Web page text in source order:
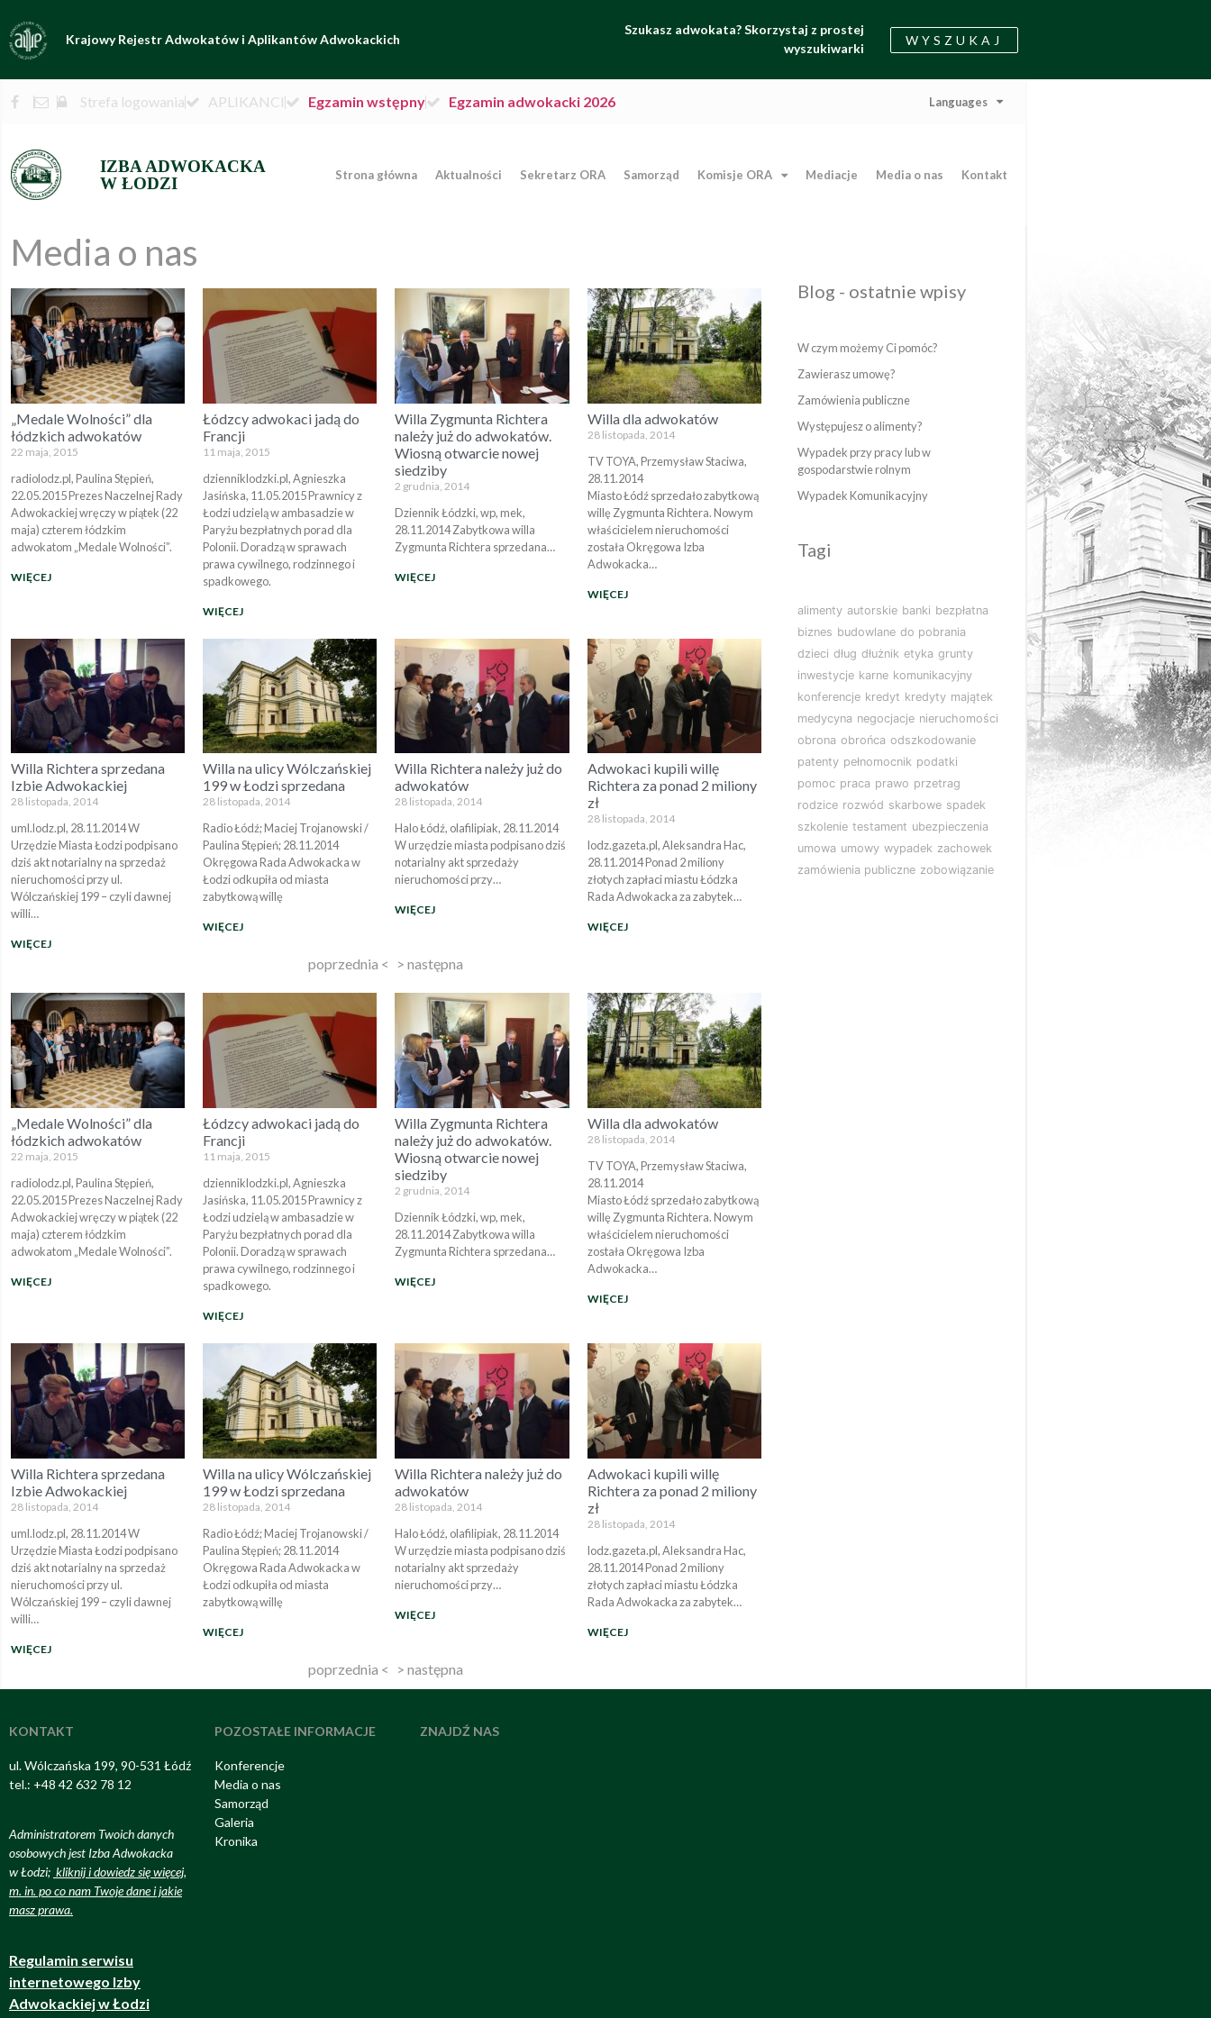
Krajowy Rejestr Adwokatów i Aplikantów Adwokackich
Szukasz adwokata? Skorzystaj z prostej
wyszukiwarki
WYSZUKAJ
Strefa logowania APLIKANCI Egzamin wstępny Egzamin adwokacki 2026 Languages
IZBA ADWOKACKA
W ŁODZI
Strona główna Aktualności Sekretarz ORA Samorząd Komisje ORA Mediacje Media o nas Kontakt
Media o nas
„Medale Wolności” dla
łódzkich adwokatów
22 maja, 2015
radiolodz.pl, Paulina Stępień,
22.05.2015 Prezes Naczelnej Rady
Adwokackiej wręczy w piątek (22
maja) czterem łódzkim
adwokatom „Medale Wolności”.
WIĘCEJ
Łódzcy adwokaci jadą do
Francji
11 maja, 2015
dzienniklodzki.pl, Agnieszka
Jasińska, 11.05.2015 Prawnicy z
Łodzi udzielą w ambasadzie w
Paryżu bezpłatnych porad dla
Polonii. Doradzą w sprawach
prawa cywilnego, rodzinnego i
spadkowego.
WIĘCEJ
Willa Zygmunta Richtera
należy już do adwokatów.
Wiosną otwarcie nowej
siedziby
2 grudnia, 2014
Dziennik Łódzki, wp, mek,
28.11.2014 Zabytkowa willa
Zygmunta Richtera sprzedana…
WIĘCEJ
Willa dla adwokatów
28 listopada, 2014
TV TOYA, Przemysław Staciwa,
28.11.2014
Miasto Łódź sprzedało zabytkową
willę Zygmunta Richtera. Nowym
właścicielem nieruchomości
została Okręgowa Izba
Adwokacka…
WIĘCEJ
Willa Richtera sprzedana
Izbie Adwokackiej
28 listopada, 2014
uml.lodz.pl, 28.11.2014 W
Urzędzie Miasta Łodzi podpisano
dziś akt notarialny na sprzedaż
nieruchomości przy ul.
Wólczańskiej 199 – czyli dawnej
willi…
WIĘCEJ
Willa na ulicy Wólczańskiej
199 w Łodzi sprzedana
28 listopada, 2014
Radio Łódź; Maciej Trojanowski /
Paulina Stępień; 28.11.2014
Okręgowa Rada Adwokacka w
Łodzi odkupiła od miasta
zabytkową willę
WIĘCEJ
Willa Richtera należy już do
adwokatów
28 listopada, 2014
Halo Łódź, olafilipiak, 28.11.2014
W urzędzie miasta podpisano dziś
notarialny akt sprzedaży
nieruchomości przy…
WIĘCEJ
Adwokaci kupili willę
Richtera za ponad 2 miliony
zł
28 listopada, 2014
lodz.gazeta.pl, Aleksandra Hac,
28.11.2014 Ponad 2 miliony
złotych zapłaci miastu Łódzka
Rada Adwokacka za zabytek…
WIĘCEJ
poprzednia < > następna
„Medale Wolności” dla
łódzkich adwokatów
22 maja, 2015
radiolodz.pl, Paulina Stępień,
22.05.2015 Prezes Naczelnej Rady
Adwokackiej wręczy w piątek (22
maja) czterem łódzkim
adwokatom „Medale Wolności”.
WIĘCEJ
Łódzcy adwokaci jadą do
Francji
11 maja, 2015
dzienniklodzki.pl, Agnieszka
Jasińska, 11.05.2015 Prawnicy z
Łodzi udzielą w ambasadzie w
Paryżu bezpłatnych porad dla
Polonii. Doradzą w sprawach
prawa cywilnego, rodzinnego i
spadkowego.
WIĘCEJ
Willa Zygmunta Richtera
należy już do adwokatów.
Wiosną otwarcie nowej
siedziby
2 grudnia, 2014
Dziennik Łódzki, wp, mek,
28.11.2014 Zabytkowa willa
Zygmunta Richtera sprzedana…
WIĘCEJ
Willa dla adwokatów
28 listopada, 2014
TV TOYA, Przemysław Staciwa,
28.11.2014
Miasto Łódź sprzedało zabytkową
willę Zygmunta Richtera. Nowym
właścicielem nieruchomości
została Okręgowa Izba
Adwokacka…
WIĘCEJ
Willa Richtera sprzedana
Izbie Adwokackiej
28 listopada, 2014
uml.lodz.pl, 28.11.2014 W
Urzędzie Miasta Łodzi podpisano
dziś akt notarialny na sprzedaż
nieruchomości przy ul.
Wólczańskiej 199 – czyli dawnej
willi…
WIĘCEJ
Willa na ulicy Wólczańskiej
199 w Łodzi sprzedana
28 listopada, 2014
Radio Łódź; Maciej Trojanowski /
Paulina Stępień; 28.11.2014
Okręgowa Rada Adwokacka w
Łodzi odkupiła od miasta
zabytkową willę
WIĘCEJ
Willa Richtera należy już do
adwokatów
28 listopada, 2014
Halo Łódź, olafilipiak, 28.11.2014
W urzędzie miasta podpisano dziś
notarialny akt sprzedaży
nieruchomości przy…
WIĘCEJ
Adwokaci kupili willę
Richtera za ponad 2 miliony
zł
28 listopada, 2014
lodz.gazeta.pl, Aleksandra Hac,
28.11.2014 Ponad 2 miliony
złotych zapłaci miastu Łódzka
Rada Adwokacka za zabytek…
WIĘCEJ
poprzednia < > następna
Blog - ostatnie wpisy
W czym możemy Ci pomóc?
Zawierasz umowę?
Zamówienia publiczne
Występujesz o alimenty?
Wypadek przy pracy lub w
gospodarstwie rolnym
Wypadek Komunikacyjny
Tagi
alimenty autorskie banki bezpłatna
biznes budowlane do pobrania
dzieci dług dłużnik etyka grunty
inwestycje karne komunikacyjny
konferencje kredyt kredyty majątek
medycyna negocjacje nieruchomości
obrona obrońca odszkodowanie
patenty pełnomocnik podatki
pomoc praca prawo przetrag
rodzice rozwód skarbowe spadek
szkolenie testament ubezpieczenia
umowa umowy wypadek zachowek
zamówienia publiczne zobowiązanie
KONTAKT
ul. Wólczańska 199, 90-531 Łódź
tel.: +48 42 632 78 12
Administratorem Twoich danych
osobowych jest Izba Adwokacka
w Łodzi; kliknij i dowiedz się więcej,
m. in. po co nam Twoje dane i jakie
masz prawa.
Regulamin serwisu
internetowego Izby
Adwokackiej w Łodzi
POZOSTAŁE INFORMACJE
Konferencje
Media o nas
Samorząd
Galeria
Kronika
ZNAJDŹ NAS